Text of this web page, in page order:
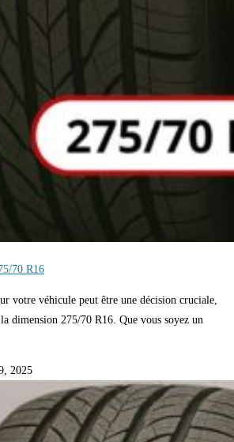
70 R16
votre véhicule peut être une décision cruciale,
dimension 275/70 R16. Que vous soyez un
2025